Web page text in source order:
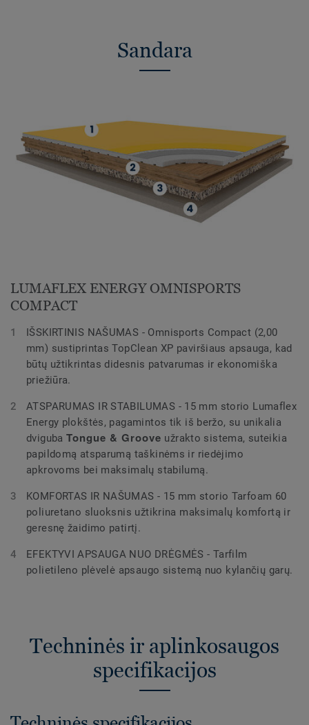
Sandara
LUMAFLEX ENERGY OMNISPORTS
COMPACT
IŠSKIRTINIS NAŠUMAS - Omnisports Compact (2,00
mm) sustiprintas TopClean XP paviršiaus apsauga, kad
būtų užtikrintas didesnis patvarumas ir ekonomiška
priežiūra.
ATSPARUMAS IR STABILUMAS - 15 mm storio Lumaflex
Energy plokštės, pagamintos tik iš beržo, su unikalia
dvigubaTongue & Groove užrakto sistema, suteikia
papildomą atsparumą taškinėms ir riedėjimo
apkrovoms bei maksimalų stabilumą.
KOMFORTAS IR NAŠUMAS - 15 mm storio Tarfoam 60
poliuretano sluoksnis užtikrina maksimalų komfortą ir
geresnę žaidimo patirtį.
EFEKTYVI APSAUGA NUO DRĖGMĖS - Tarfilm
polietileno plėvelė apsaugo sistemą nuo kylančių garų.
Techninės ir aplinkosaugos
specifikacijos